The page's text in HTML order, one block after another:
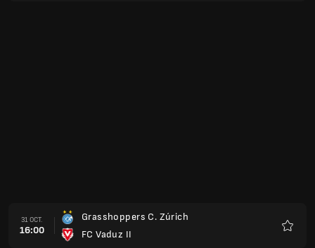
31 OCT.
16:00
Grasshoppers C. Zúrich
FC Vaduz II